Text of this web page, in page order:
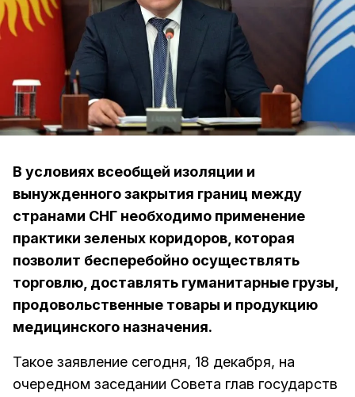
В условиях всеобщей изоляции и
вынужденного закрытия границ между
странами СНГ необходимо применение
практики зеленых коридоров, которая
позволит бесперебойно осуществлять
торговлю, доставлять гуманитарные грузы,
продовольственные товары и продукцию
медицинского назначения.
Такое заявление сегодня, 18 декабря, на
очередном заседании Совета глав государств